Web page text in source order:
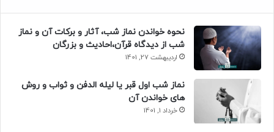
نحوه خواندن نماز شب، آثار و برکات آن و نماز
شب از دیدگاه قرآن،احادیث و بزرگان
اردیبهشت 27, 1401
نماز شب اول قبر یا لیله الدفن و ثواب و روش
های خواندن آن
خرداد 1, 1401